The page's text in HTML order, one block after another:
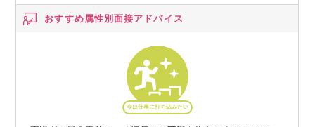
おすすめ属性別面接アドバイス
今は仕事に打ち込みたい